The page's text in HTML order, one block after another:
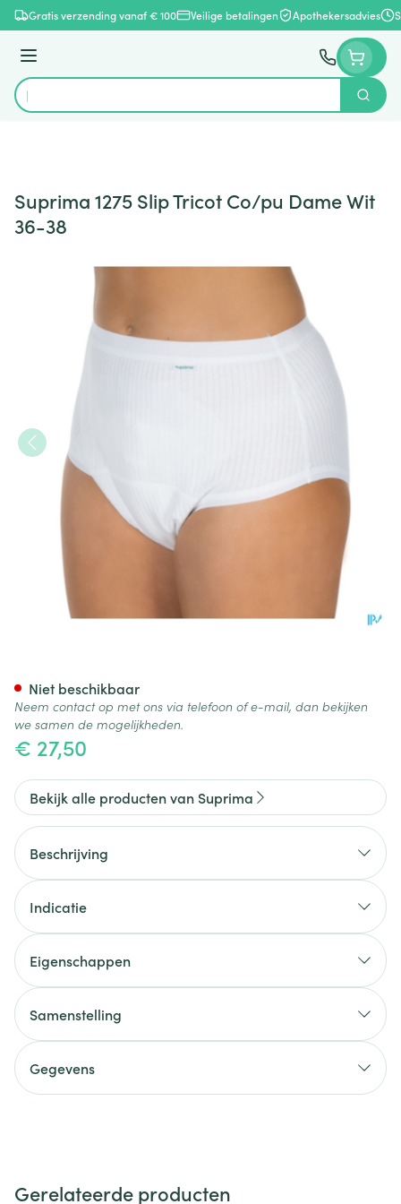
Ga naar de inhoud
Gratis verzending vanaf € 100 Veilige betalingen Apothekersadvies
Menu
Product, merk, categorie...
Zoek
Suprima 1275 Slip Tricot Co/pu Dame Wit
36-38
€ 27,50
Niet beschikbaar
Neem contact op met ons via telefoon of e-mail, dan bekijken
we samen de mogelijkheden.
Bekijk alle producten van Suprima
Beschrijving
Indicatie
Eigenschappen
Samenstelling
Gegevens
Gerelateerde producten